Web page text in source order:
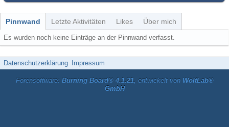
Pinnwand Letzte Aktivitäten Likes Über mich
Es wurden noch keine Einträge an der Pinnwand verfasst.
Datenschutzerklärung Impressum
Forensoftware: Burning Board® 4.1.21, entwickelt von WoltLab®
GmbH